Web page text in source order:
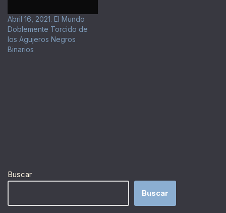
Abril 16, 2021. El Mundo
Doblemente Torcido de
los Agujeros Negros
Binarios
Buscar
Buscar